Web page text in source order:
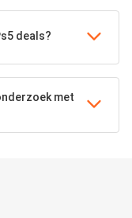
deals?
met